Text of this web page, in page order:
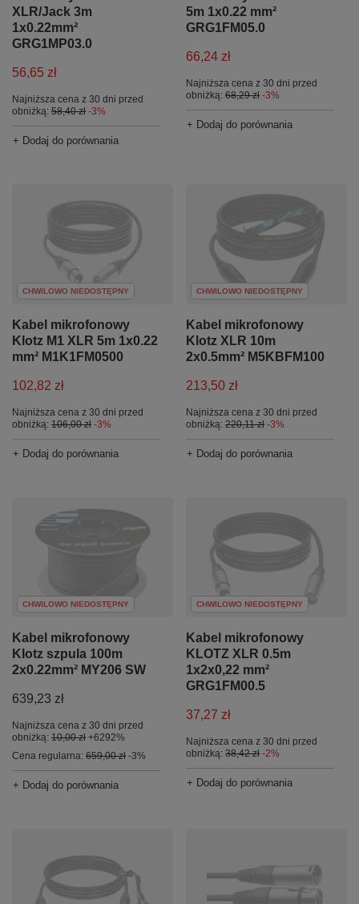
XLR/Jack 3m
1x0.22mm²
GRG1MP03.0
56,65 zł
Najniższa cena z 30 dni przed
obniżką: 58,40 zł -3%
+ Dodaj do porównania
5m 1x0.22 mm²
GRG1FM05.0
66,24 zł
Najniższa cena z 30 dni przed
obniżką: 68,29 zł -3%
+ Dodaj do porównania
CHWILOWO NIEDOSTĘPNY
Kabel mikrofonowy
Klotz M1 XLR 5m 1x0.22
mm² M1K1FM0500
102,82 zł
Najniższa cena z 30 dni przed
obniżką: 106,00 zł -3%
+ Dodaj do porównania
CHWILOWO NIEDOSTĘPNY
Kabel mikrofonowy
Klotz XLR 10m
2x0.5mm² M5KBFM100
213,50 zł
Najniższa cena z 30 dni przed
obniżką: 220,11 zł -3%
+ Dodaj do porównania
CHWILOWO NIEDOSTĘPNY
Kabel mikrofonowy
Klotz szpula 100m
2x0.22mm² MY206 SW
639,23 zł
Najniższa cena z 30 dni przed
obniżką: 10,00 zł +6292%
Cena regularna: 659,00 zł -3%
+ Dodaj do porównania
CHWILOWO NIEDOSTĘPNY
Kabel mikrofonowy
KLOTZ XLR 0.5m
1x2x0,22 mm²
GRG1FM00.5
37,27 zł
Najniższa cena z 30 dni przed
obniżką: 38,42 zł -2%
+ Dodaj do porównania